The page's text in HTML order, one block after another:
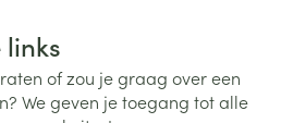
of zou je graag over een
We geven je toegang tot alle